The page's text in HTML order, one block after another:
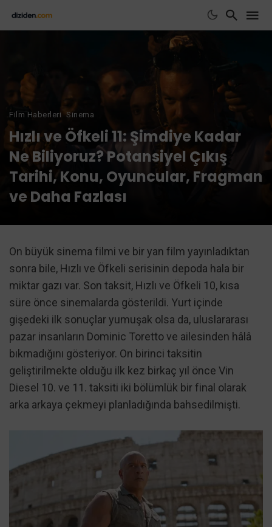
Film Haberleri Sinema
Hızlı ve Öfkeli 11: Şimdiye Kadar
Ne Biliyoruz? Potansiyel Çıkış
Tarihi, Konu, Oyuncular, Fragman
ve Daha Fazlası
On büyük sinema filmi ve bir yan film yayınladıktan
sonra bile, Hızlı ve Öfkeli serisinin depoda hala bir
miktar gazı var. Son taksit, Hızlı ve Öfkeli 10, kısa
süre önce sinemalarda gösterildi. Yurt içinde
gişedeki ilk sonuçlar yumuşak olsa da, uluslararası
pazar insanların Dominic Toretto ve ailesinden hâlâ
bıkmadığını gösteriyor. On birinci taksitin
geliştirilmekte olduğu ilk kez birkaç yıl önce Vin
Diesel 10. ve 11. taksiti iki bölümlük bir final olarak
arka arkaya çekmeyi planladığında bahsedilmişti.